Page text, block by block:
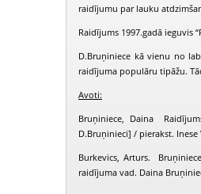
raidījumu par lauku
Raidījums 1997.gadā ieguvis
D.Bruņiniece kā vienu no
raidījuma populāru tipāžu.
Avoti:
Bruņiniece, Daina
D.Bruņinieci] / pierakst.
Burkevics, Arturs.
raidījuma vad. Daina